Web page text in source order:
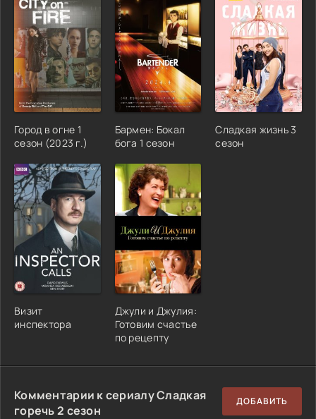
Город в огне 1
сезон (2023 г.)
Бармен: Бокал
бога 1 сезон
Сладкая жизнь 3
сезон
Визит
инспектора
Джули и Джулия:
Готовим счастье
по рецепту
Комментарии к сериалу Сладкая
горечь 2 сезон
ДОБАВИТЬ